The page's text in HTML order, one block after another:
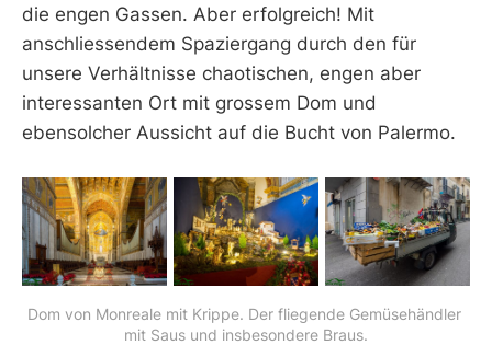
die engen Gassen. Aber erfolgreich! Mit
anschliessendem Spaziergang durch den für
unsere Verhältnisse chaotischen, engen aber
interessanten Ort mit grossem Dom und
ebensolcher Aussicht auf die Bucht von Palermo.
Dom von Monreale mit Krippe. Der fliegende Gemüsehändler
mit Saus und insbesondere Braus.